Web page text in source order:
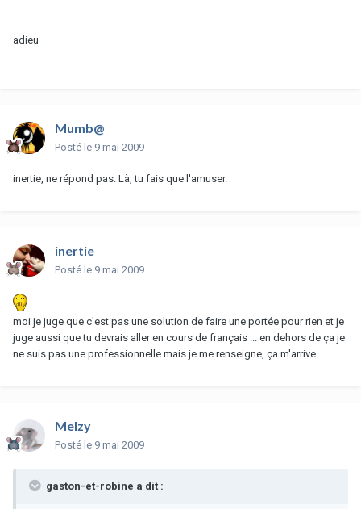
adieu
Mumb@
Posté le 9 mai 2009
inertie, ne répond pas. Là, tu fais que l'amuser.
inertie
Posté le 9 mai 2009
moi je juge que c'est pas une solution de faire une portée pour rien et je
juge aussi que tu devrais aller en cours de français ... en dehors de ça je
ne suis pas une professionnelle mais je me renseigne, ça m'arrive...
Melzy
Posté le 9 mai 2009
gaston-et-robine a dit :